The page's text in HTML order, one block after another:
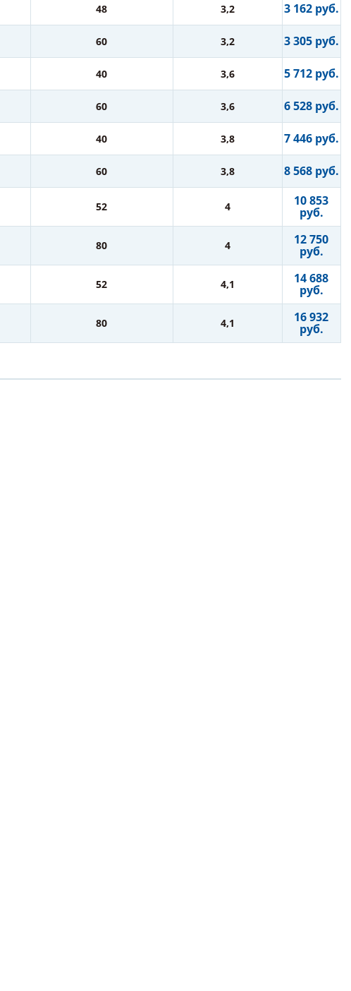
48 3,2 3 162 руб.
60 3,2 3 305 руб.
40 3,6 5 712 руб.
60 3,6 6 528 руб.
40 3,8 7 446 руб.
60 3,8 8 568 руб.
52 4 10 853
руб.
80 4 12 750
руб.
52 4,1 14 688
руб.
80 4,1 16 932
руб.